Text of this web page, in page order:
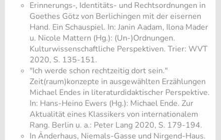
Erinnerungs-, Identitäts- und Rechtsordnungen in
Goethes Götz von Berlichingen mit der eisernen
Hand. Ein Schauspiel. In: Janin Aadam, Ilona Mader
u. Nicole Mattern (Hg.): (Un-)Ordnungen.
Kulturwissenschaftliche Perspektiven. Trier: WVT
2020, S. 135-151.
"Ich werde schon rechtzeitig dort sein."
Zeit(raum)konzepte in ausgewählten Erzählungen
Michael Endes in literaturdidaktischer Perspektive.
In: Hans-Heino Ewers (Hg.): Michael Ende. Zur
Aktualität eines Klassikers von internationalem
Rang. Berlin u. a.: Peter Lang 2020, S. 179-194.
In Änderhaus, Niemals-Gasse und Nirgend-Haus.